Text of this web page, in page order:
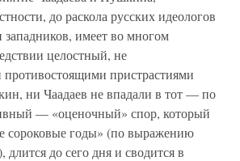
до раскола русских идеологов
западников, имеет во многом
целостный, не
пристрастиями
ни Чаадаев не впадали в тот — по
— «оценочный» спор, который
сороковые годы» (по выражению
длится до сего дня и сводится в